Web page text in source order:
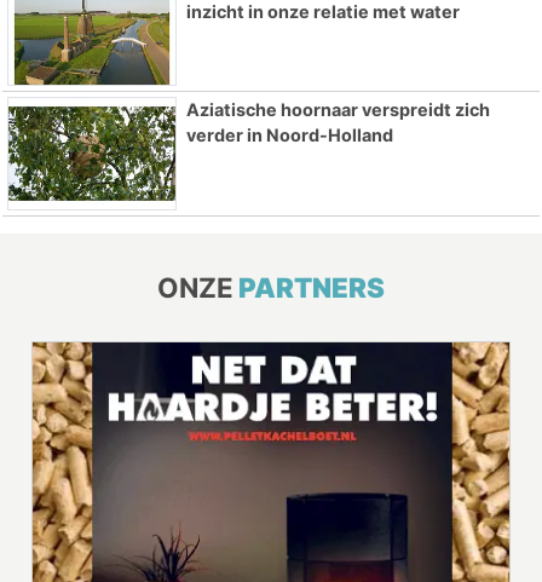
inzicht in onze relatie met water
Aziatische hoornaar verspreidt zich
verder in Noord-Holland
ONZE PARTNERS